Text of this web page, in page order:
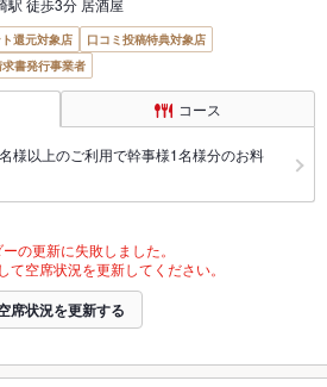
駅 徒歩3分 居酒屋
還元対象店
口コミ投稿特典対象店
書発行事業者
コース
以上のご利用で幹事様1名様分のお料
の更新に失敗しました。
て空席状況を更新してください。
席状況を更新する